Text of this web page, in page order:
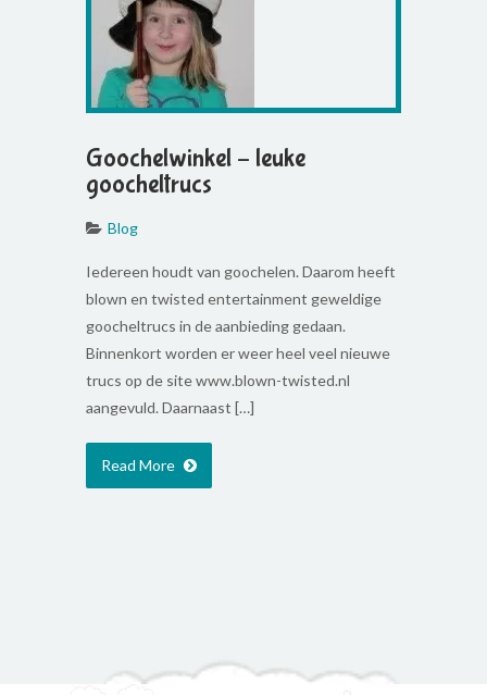
Goochelwinkel – leuke
goocheltrucs
Blog
Iedereen houdt van goochelen. Daarom heeft
blown en twisted entertainment geweldige
goocheltrucs in de aanbieding gedaan.
Binnenkort worden er weer heel veel nieuwe
trucs op de site www.blown-twisted.nl
aangevuld. Daarnaast […]
Read More